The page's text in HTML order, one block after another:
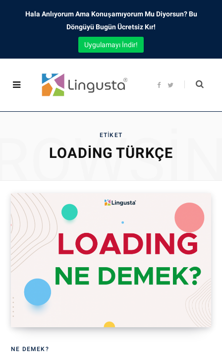
F
b
t
ETIKET
LOADING TÜRKÇE
NE DEMEK?
Hala Anlıyorum Ama Konuşamıyorum Mu Diyorsun? Bu
Döngüyü Bugün Ücretsiz Kır!
Uygulamayı İndir!